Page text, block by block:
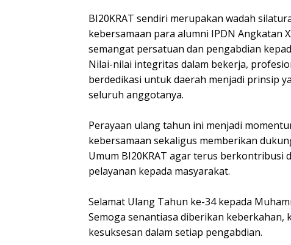
BI20KRAT sendiri merupakan wadah
kebersamaan para alumni IPDN Angkatan
semangat persatuan dan pengabdian
Nilai-nilai integritas dalam bekerja,
berdedikasi untuk daerah menjadi prinsip
seluruh anggotanya.
Perayaan ulang tahun ini menjadi
kebersamaan sekaligus memberikan
Umum BI20KRAT agar terus berkontribusi
pelayanan kepada masyarakat.
Selamat Ulang Tahun ke-34 kepada
Semoga senantiasa diberikan keberkahan,
kesuksesan dalam setiap pengabdian.